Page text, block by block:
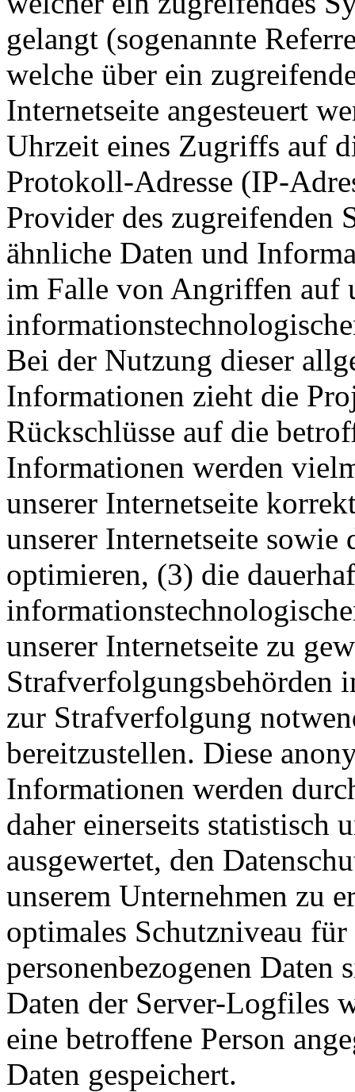
gelangt (sogenannte
welche über ein
Internetseite angesteuert
Uhrzeit eines Zugriffs auf
Protokoll-Adresse (IP-
Provider des zugreifenden
ähnliche Daten und
im Falle von Angriffen auf
Bei der Nutzung dieser
Informationen zieht die
Rückschlüsse auf die
Informationen werden
unserer Internetseite
unserer Internetseite sowie
optimieren, (3) die
unserer Internetseite zu
Strafverfolgungsbehörden
zur Strafverfolgung
bereitzustellen. Diese
Informationen werden
daher einerseits statistisch
ausgewertet, den
unserem Unternehmen zu
optimales Schutzniveau
personenbezogenen Daten
Daten der Server-Logfiles
eine betroffene Person
Daten gespeichert.